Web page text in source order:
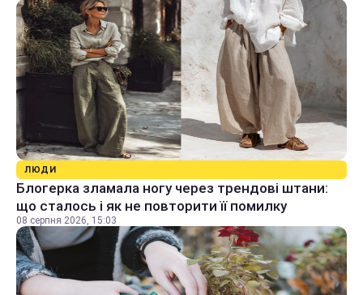
ЛЮДИ
Блогерка зламала ногу через трендові штани:
що сталось і як не повторити її помилку
08 серпня 2026, 15:03